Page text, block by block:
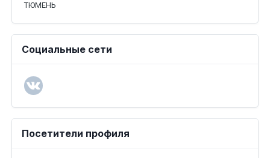
ТЮМЕНЬ
Социальные сети
Посетители профиля